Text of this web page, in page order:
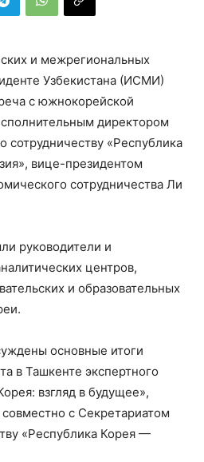
и межрегиональных
Узбекистана (ИСМИ)
с южнокорейской
директором
сотрудничеству «Республика
вице-президентом
сотрудничества Ли
руководители и
центров,
и образовательных
основные итоги
в Ташкенте экспертного
взгляд в будущее»,
с Секретариатом
«Республика Корея —